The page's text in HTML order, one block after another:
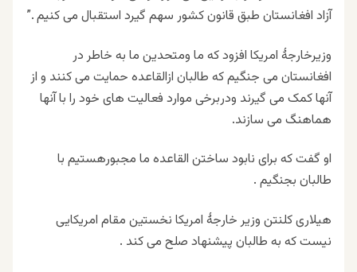
آزاد افغانستان طبق قانون کشور سهم گیرد استقبال می کنیم .”
وزیرخارجۀ امریکا افزود که ما ومتحدین ما به خاطر در
افغانستان می جنگیم که طالبان ازالقاعده حمایت می کنند و از
آنها کمک می گیرند ودربرخی موارد فعالیت های خود را با آنها
هماهنگ می سازند.
او گفت که برای نابود ساختن القاعده ما مجبورهستیم با
طالبان بجنگیم .
هیلاری کلنتن وزیر خارجۀ امریکا نخستین مقام امریکایی
نیست که به طالبان پیشنهاد صلح می کند .